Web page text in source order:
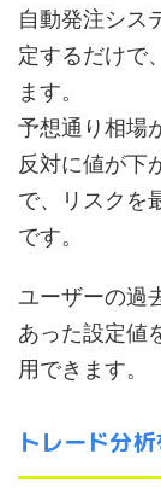
自動発注シス
定するだけで
ます。
予想通り相場
反対に値が下
で、リスクを
です。
ユーザーの過
あった設定値
用できます。
トレード分